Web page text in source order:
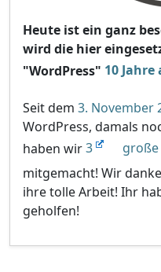
Heute ist ein ganz
wird die hier
"WordPress" 10 Jahre
Seit dem 3. November
WordPress, damals
haben wir3 große
mitgemacht! Wir
ihre tolle Arbeit! Ihr
geholfen!